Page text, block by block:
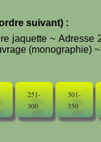
suivant) :
jaquette ~ Adresse
(monographie)
251-
300
301-
350